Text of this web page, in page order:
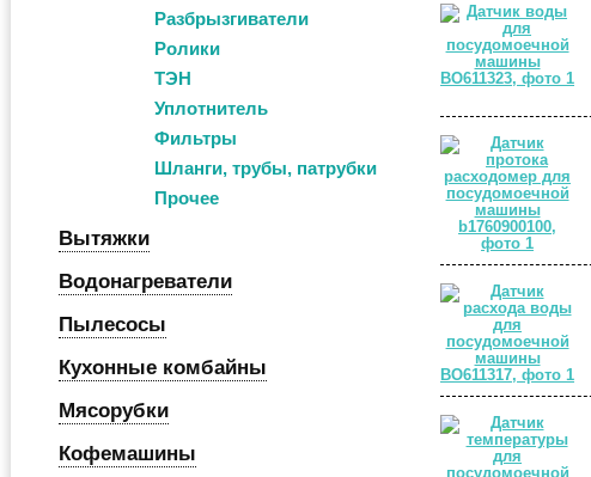
Разбрызгиватели
Ролики
ТЭН
Уплотнитель
Фильтры
Шланги, трубы, патрубки
Прочее
Вытяжки
Водонагреватели
Пылесосы
Кухонные комбайны
Мясорубки
Кофемашины